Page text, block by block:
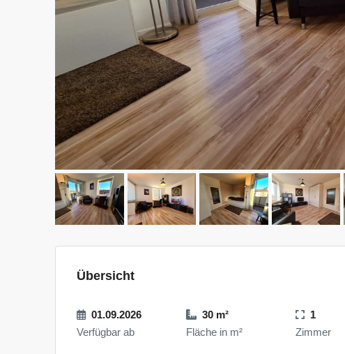
Übersicht
01.09.2026
Verfügbar ab
30 m²
Fläche in m²
1
Zimmer